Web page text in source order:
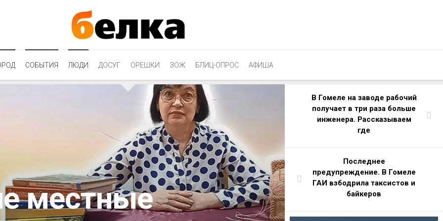
СОБЫТИЯ ЛЮДИ ДОСУГ ОРЕШКИ ЗОЖ БЛИЦ-ОПРОС АФИША
местные
В Гомеле на заводе рабочий
получает в три раза больше
инженера. Рассказываем
где
Последнее
предупреждение. В Гомеле
ГАИ взбодрила таксистов и
байкеров